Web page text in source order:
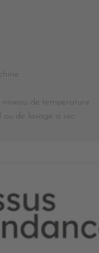
niveau de température
de lavage a sec